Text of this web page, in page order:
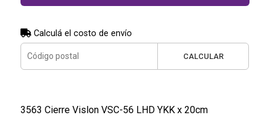
Calculá el costo de envío
CALCULAR
3563 Cierre Vislon VSC-56 LHD YKK x 20cm